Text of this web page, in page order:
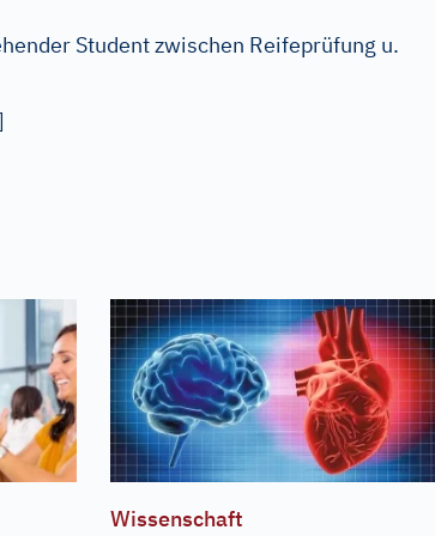
Student zwischen Reifeprüfung u.
]
Wissenschaft